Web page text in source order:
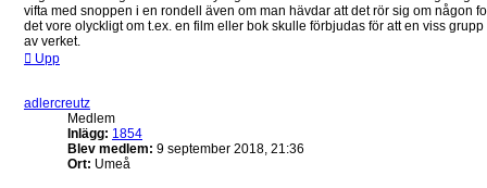
vifta med snoppen i en rondell även om man hävdar att det rör sig om någon
det vore olyckligt om t.ex. en film eller bok skulle förbjudas för att en viss
av verket.
Upp
adlercreutz
Medlem
Inlägg: 1854
Blev medlem: 9 september 2018, 21:36
Ort: Umeå